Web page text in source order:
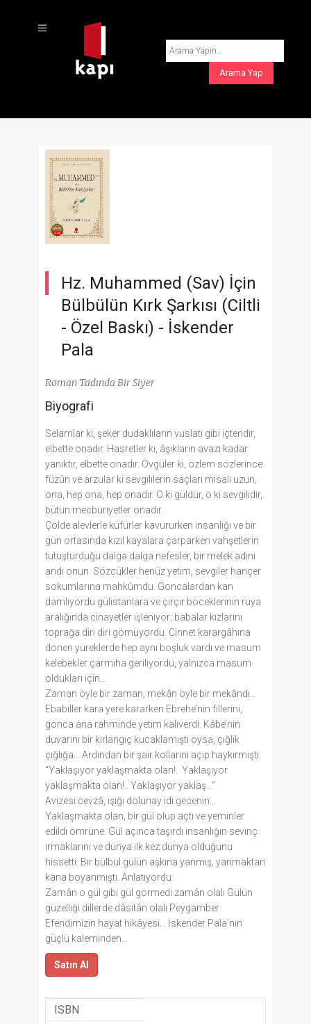
Hz. Muhammed (Sav) İçin
Bülbülün Kırk Şarkısı (Ciltli
- Özel Baskı) - İskender
Pala
Roman Tadında Bir Siyer
Biyografi
Selamlar ki, şeker dudaklıların vuslatı gibi içtendir,
elbette onadır. Hasretler ki, âşıkların avazı kadar
yanıktır, elbette onadır. Övgüler ki, özlem sözlerince
füzûn ve arzular ki sevgililerin saçları misali uzun,
ona, hep ona, hep onadır. O ki güldür, o ki sevgilidir,
bütün mecburiyetler onadır.
Çölde alevlerle küfürler kavururken insanlığı ve bir
gün ortasında kızıl kayalara çarparken vahşetlerin
tutuşturduğu dalga dalga nefesler, bir melek adını
andı onun. Sözcükler henüz yetim, sevgiler hançer
sokumlarına mahkûmdu. Goncalardan kan
damlıyordu gülistanlara ve çırçır böcekleri­nin rüya
aralığında cinayetler işleniyor; babalar kızlarını
toprağa diri diri gömüyordu. Cinnet karargâhına
dönen yüreklerde hep aynı boşluk vardı ve masum
kele­bekler çarmıha geriliyordu, yalnızca masum
oldukları için...
Zaman öyle bir zaman, mekân öyle bir mekândı…
Ebabiller kara yere kararken Ebrehe’nin fillerini,
gonca ana rahminde yetim kalıverdi. Kâbe’nin
duvarını bir kırlangıç kucaklamıştı oysa, çığlık
çığlığa… Ardından bir şair kollarını açıp haykırmıştı:
“Yaklaşıyor yaklaş­makta olan!.. Yaklaşıyor
yaklaşmakta olan!.. Yaklaşıyor yaklaş…”
Avizesi cevzâ, ışığı dolunay idi gecenin...
Yaklaşmakta olan, bir gül olup açtı ve yeminler
edildi ömrüne. Gül açınca taşırdı insanlığın sevinç
ırmaklarını ve dünya ilk kez dünya olduğunu
hissetti. Bir bülbül gülün aşkına yanmış, yanmaktan
kana boyanmıştı. Anlatıyordu:
Zamân o gül gibi gül görmedi zamân olalı Gülün
güzelliği dillerde dâsitân olalı Peygamber
Efendimizin hayat hikâyesi… İskender Pala’nın
güçlü kaleminden…
Satın Al
ISBN